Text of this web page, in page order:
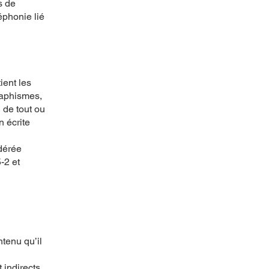
de
lié
les
tout ou
écrite
2 et
qu’il